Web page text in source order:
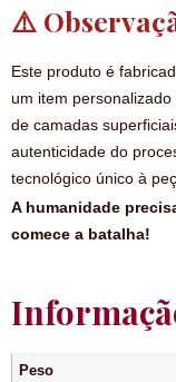
⚠️
Este produto é
um item
de camadas
autenticidade do
tecnológico único à
A humanidade
comece a batalha!
Peso